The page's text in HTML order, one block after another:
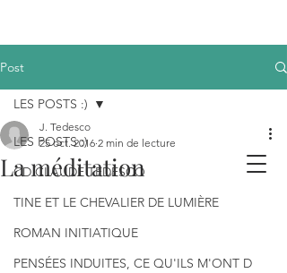
Post
LES POSTS :)
CD CLAUDE TEDESCO
TINE ET LE CHEVALIER DE LUMIÈRE
ROMAN INITIATIQUE
PENSÉES INDUITES, CE QU'ILS M'ONT D
LES POSTS :)
La méditation
J. Tedesco
25 oct. 2016 2 min de lecture